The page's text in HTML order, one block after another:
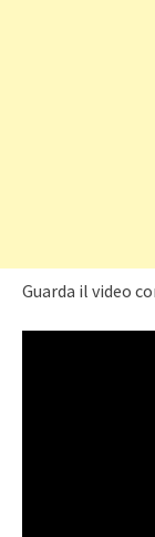
Guarda il video